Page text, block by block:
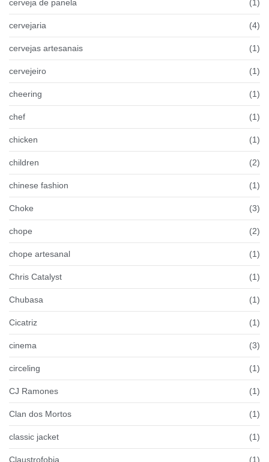
cerveja de panela (1)
cervejaria (4)
cervejas artesanais (1)
cervejeiro (1)
cheering (1)
chef (1)
chicken (1)
children (2)
chinese fashion (1)
Choke (3)
chope (2)
chope artesanal (1)
Chris Catalyst (1)
Chubasa (1)
Cicatriz (1)
cinema (3)
circeling (1)
CJ Ramones (1)
Clan dos Mortos (1)
classic jacket (1)
Claustrofobia (1)